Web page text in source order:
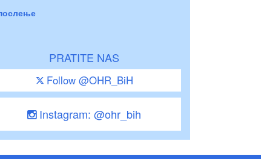
PRATITE NAS
Follow @OHR_BiH
Instagram: @ohr_bih